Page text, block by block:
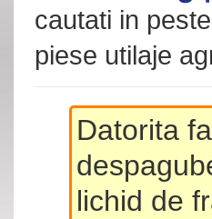
cautati in
piese utilaje
Datorita
lichid de